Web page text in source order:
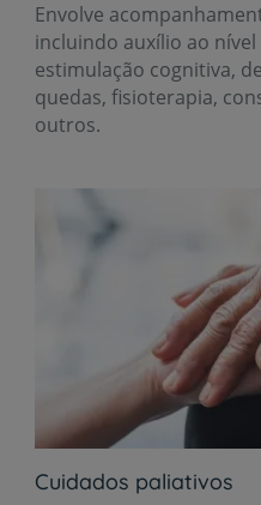
Envolve
incluindo auxílio ao
estimulação cognitiva,
quedas, fisioterapia,
outros.
Cuidados paliativos